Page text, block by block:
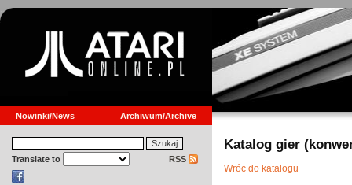
Nowinki/News Archiwum/Archive
Translate to RSS
Katalog gier
Wróc do katalogu